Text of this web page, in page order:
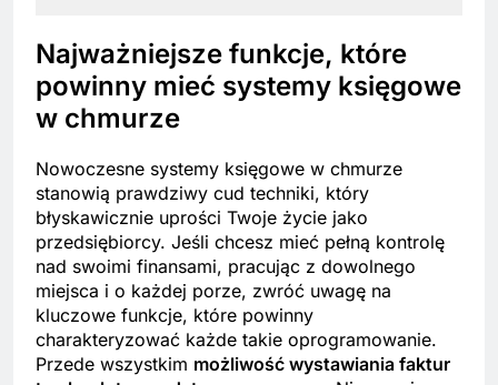
Najważniejsze funkcje, które
powinny mieć systemy księgowe
w chmurze
Nowoczesne systemy księgowe w chmurze
stanowią prawdziwy cud techniki, który
błyskawicznie uprości Twoje życie jako
przedsiębiorcy. Jeśli chcesz mieć pełną kontrolę
nad swoimi finansami, pracując z dowolnego
miejsca i o każdej porze, zwróć uwagę na
kluczowe funkcje, które powinny
charakteryzować każde takie oprogramowanie.
Przede wszystkim możliwość wystawiania faktur